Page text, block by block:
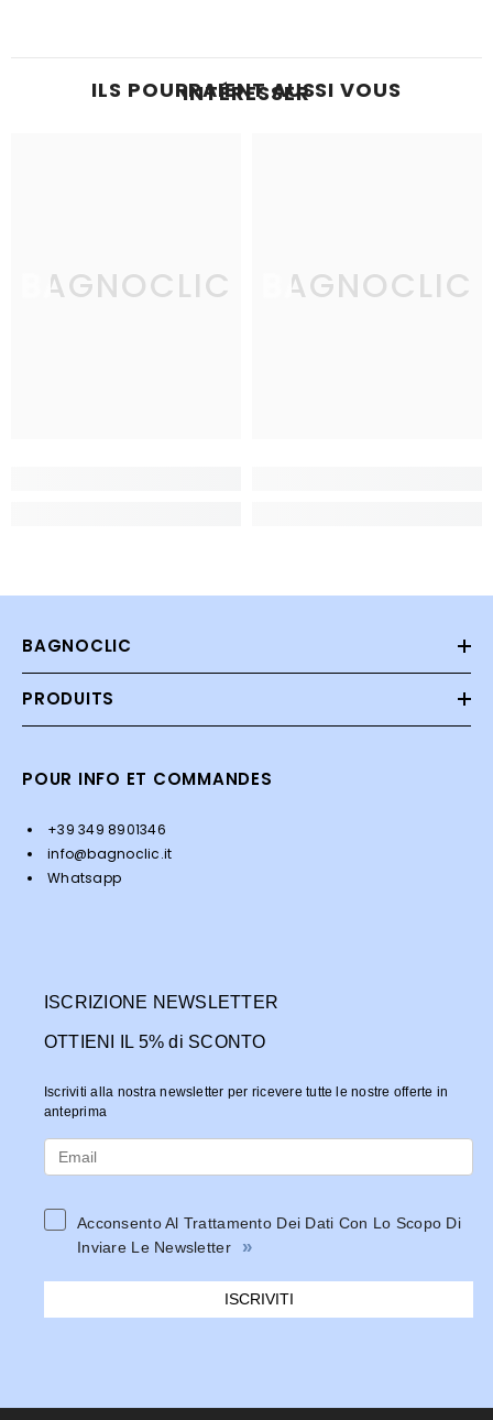
ILS POURRAIENT AUSSI VOUS
INTÉRESSER
BAGNOCLIC BAGNOCLIC
BAGNOCLIC
PRODUITS
POUR INFO ET COMMANDES
+39 349 8901346
info@bagnoclic.it
Whatsapp
ISCRIZIONE NEWSLETTER
OTTIENI IL 5% di SCONTO
Iscriviti alla nostra newsletter per ricevere tutte le nostre offerte in
anteprima
Acconsento Al Trattamento Dei Dati Con Lo Scopo Di
Inviare Le Newsletter
»
ISCRIVITI